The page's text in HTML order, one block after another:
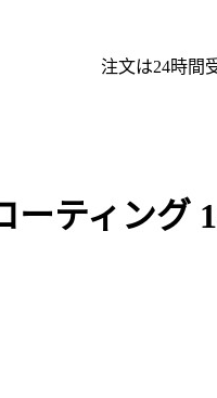
注文は24時間
ティング